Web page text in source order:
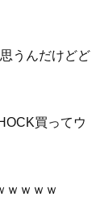
うんだけどど
買ってウ
ｗｗｗｗ